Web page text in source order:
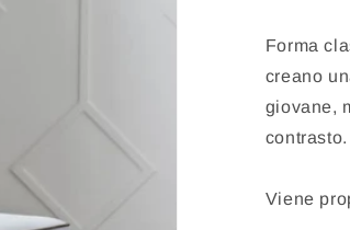
Forma
creano
giovane,
contrasto.
Viene